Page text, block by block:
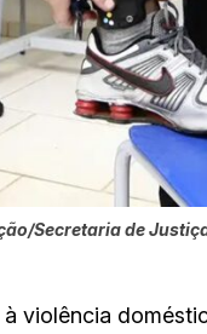
Secretaria de
violência